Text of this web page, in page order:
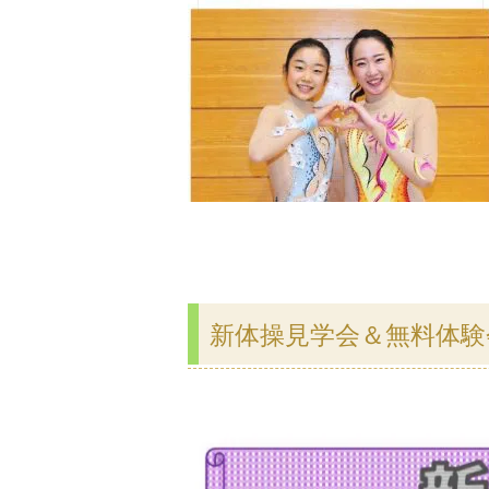
新体操見学会＆無料体